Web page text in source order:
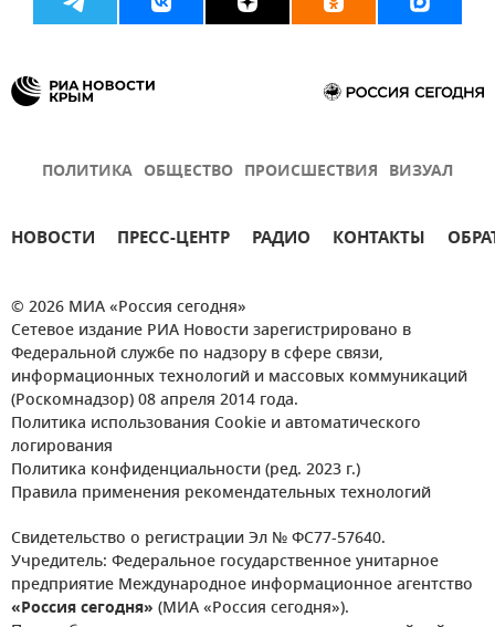
ПОЛИТИКА ОБЩЕСТВО ПРОИСШЕСТВИЯ ВИЗУАЛ
НОВОСТИ ПРЕСС-ЦЕНТР РАДИО КОНТАКТЫ
© 2026 МИА «Россия сегодня»
Сетевое издание РИА Новости зарегистрировано в
Федеральной службе по надзору в сфере связи,
информационных технологий и массовых коммуникаций
(Роскомнадзор) 08 апреля 2014 года.
Политика использования Cookie и автоматического
логирования
Политика конфиденциальности (ред. 2023 г.)
Правила применения рекомендательных технологий
Свидетельство о регистрации Эл № ФС77-57640.
Учредитель: Федеральное государственное унитарное
предприятие Международное информационное агентство
«Россия сегодня» (МИА «Россия сегодня»).